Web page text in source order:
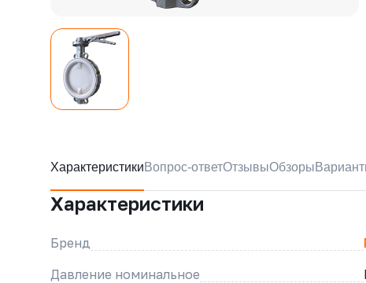
Характеристики Вопрос-ответОтзывыОбзоры
Характеристики
Бренд
Давление номинальное